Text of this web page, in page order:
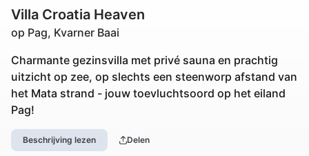
Villa Croatia Heaven
op Pag, Kvarner Baai
Charmante gezinsvilla met privé sauna en prachtig
uitzicht op zee, op slechts een steenworp afstand van
het Mata strand - jouw toevluchtsoord op het eiland
Pag!
Beschrijving lezen Delen